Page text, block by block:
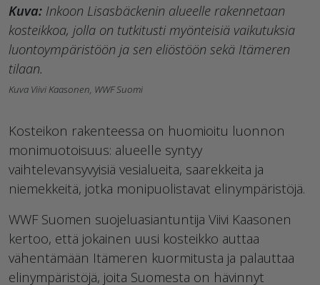
Kuva: Inkoon Lisasbäckenin alueelle rakennetaan
kosteikkoa, jolla on tutkitusti myönteisiä vaikutuksia
luontoympäristöön ja sen eliöstöön sekä Itämeren
tilaan.
Kuva Viivi Kaasonen, WWF Suomi
Kosteikon rakenteessa on huomioitu luonnon
monimuotoisuus: alueelle syntyy
vaihtelevansyvyisiä vesialueita, saarekkeita ja
niemekkeitä, jotka monipuolistavat elinympäristöjä.
WWF Suomen suojeluasiantuntija Viivi Kaasonen
kertoo, että jokainen uusi kosteikko auttaa
vähentämään Itämeren kuormitusta ja palauttaa
elinympäristöjä, joita Suomesta on hävinnyt